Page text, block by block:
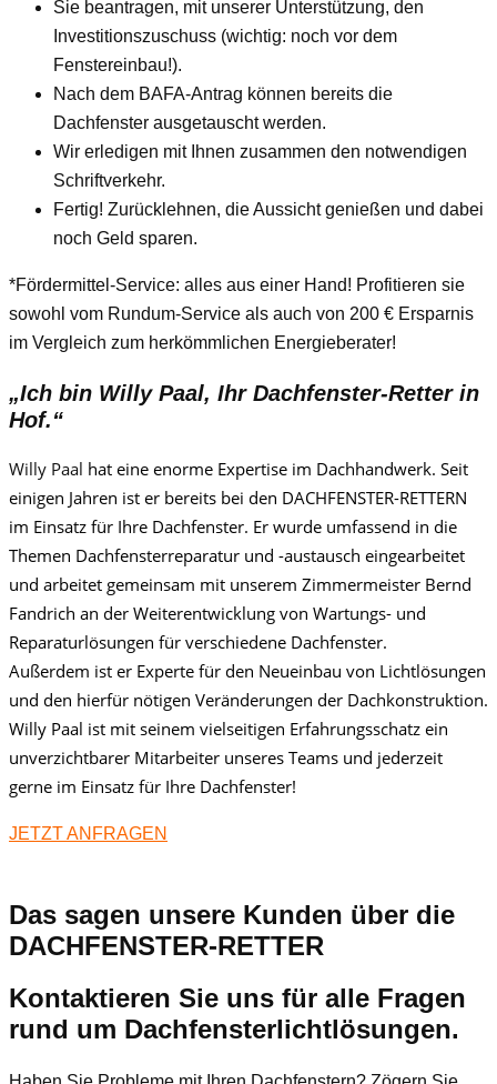
Sie beantragen, mit unserer Unterstützung, den
Investitionszuschuss (wichtig: noch vor dem
Fenstereinbau!).
Nach dem BAFA-Antrag können bereits die
Dachfenster ausgetauscht werden.
Wir erledigen mit Ihnen zusammen den notwendigen
Schriftverkehr.
Fertig! Zurücklehnen, die Aussicht genießen und dabei
noch Geld sparen.
*Fördermittel-Service: alles aus einer Hand! Profitieren sie
sowohl vom Rundum-Service als auch von 200 € Ersparnis
im Vergleich zum herkömmlichen Energieberater!
„Ich bin Willy Paal, Ihr Dachfenster-Retter in
Hof.“
Willy Paal hat eine enorme Expertise im Dachhandwerk. Seit
einigen Jahren ist er bereits bei den DACHFENSTER-RETTERN
im Einsatz für Ihre Dachfenster. Er wurde umfassend in die
Themen Dachfensterreparatur und -austausch eingearbeitet
und arbeitet gemeinsam mit unserem Zimmermeister Bernd
Fandrich an der Weiterentwicklung von Wartungs- und
Reparaturlösungen für verschiedene Dachfenster.
Außerdem ist er Experte für den Neueinbau von Lichtlösungen
und den hierfür nötigen Veränderungen der Dachkonstruktion.
Willy Paal ist mit seinem vielseitigen Erfahrungsschatz ein
unverzichtbarer Mitarbeiter unseres Teams und jederzeit
gerne im Einsatz für Ihre Dachfenster!
JETZT ANFRAGEN
Das sagen unsere Kunden über die
DACHFENSTER-RETTER
Kontaktieren Sie uns für alle Fragen
rund um Dachfensterlichtlösungen.